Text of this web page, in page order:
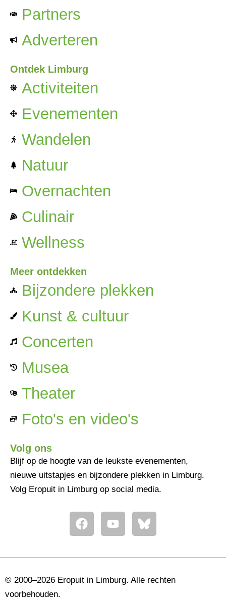
Partners
Adverteren
Ontdek Limburg
Activiteiten
Evenementen
Wandelen
Natuur
Overnachten
Culinair
Wellness
Meer ontdekken
Bijzondere plekken
Kunst & cultuur
Concerten
Musea
Theater
Foto's en video's
Volg ons
Blijf op de hoogte van de leukste evenementen,
nieuwe uitstapjes en bijzondere plekken in Limburg.
Volg Eropuit in Limburg op social media.
F
a
o
Y
o
b
© 2000–2026 Eropuit in Limburg. Alle rechten
voorbehouden.